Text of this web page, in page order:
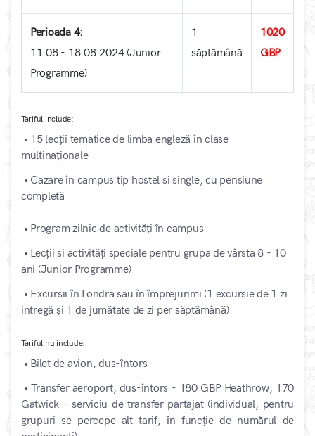
Perioada 4:
11.08 - 18.08.2024 (Junior
Programme)
1
săptămână
1020
GBP
Tariful include:
• 15 lecții tematice de limba engleză în clase
multinaționale
• Cazare în campus tip hostel si single, cu pensiune
completă
• Program zilnic de activități în campus
• Lecții si activități speciale pentru grupa de vârsta 8 - 10
ani (Junior Programme)
• Excursii în Londra sau în împrejurimi (1 excursie de 1 zi
intregă și 1 de jumătate de zi per săptămână)
Tariful nu include:
• Bilet de avion, dus-întors
• Transfer aeroport, dus-întors - 180 GBP Heathrow, 170
Gatwick - serviciu de transfer partajat (individual, pentru
grupuri se percepe alt tarif, în funcție de numărul de